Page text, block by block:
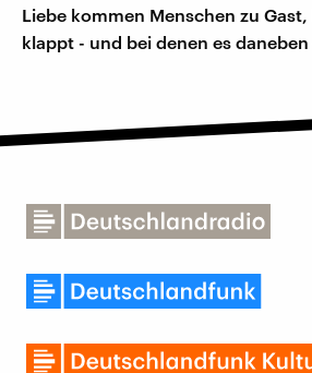
Liebe kommen Menschen zu
klappt - und bei denen es